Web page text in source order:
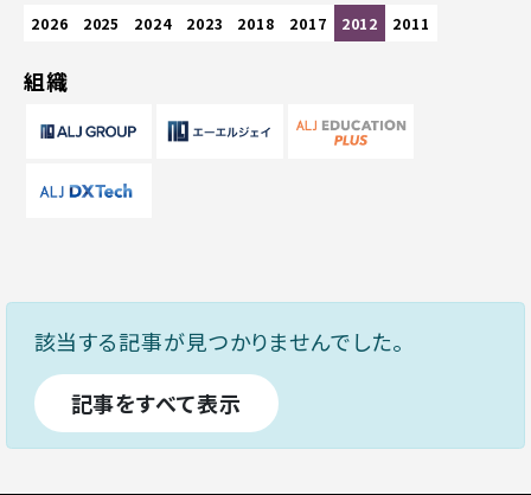
2026 2025 2024 2023 2018 2017 2012 2011
組織
該当する記事が見つかりませんでした。
記事をすべて表示